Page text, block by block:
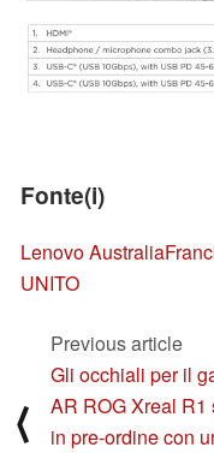
Fonte(i)
Lenovo Australia
UNITO
⟨
Previous article
Gli occhiali per il
AR ROG Xreal R1
in pre-ordine con